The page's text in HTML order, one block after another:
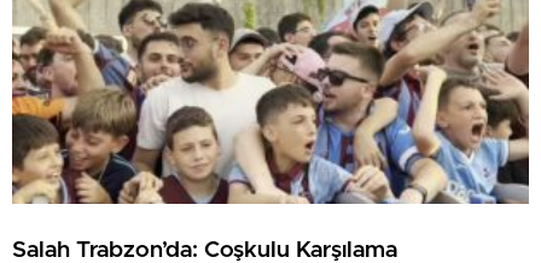
Salah Trabzon’da: Coşkulu Karşılama